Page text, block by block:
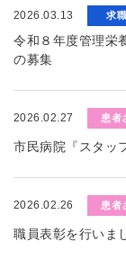
2026.03.13 求
令和８年度管理栄
の募集
2026.02.27 患者
市民病院『スタッ
2026.02.26 患者
職員表彰を行いま